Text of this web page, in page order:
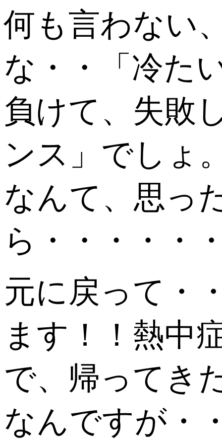
何も言わない
な・・「冷た
負けて、失敗
ンス」でしょ
なんて、思っ
ら・・・・・
元に戻って・
ます！！熱中
で、帰ってき
なんですが・